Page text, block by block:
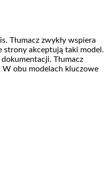
Tłumacz zwykły wspiera
strony akceptują taki model.
Tłumacz
W obu modelach kluczowe